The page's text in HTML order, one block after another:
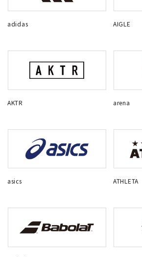
adidas AIGLE
AKTR arena
asics ATHLETA